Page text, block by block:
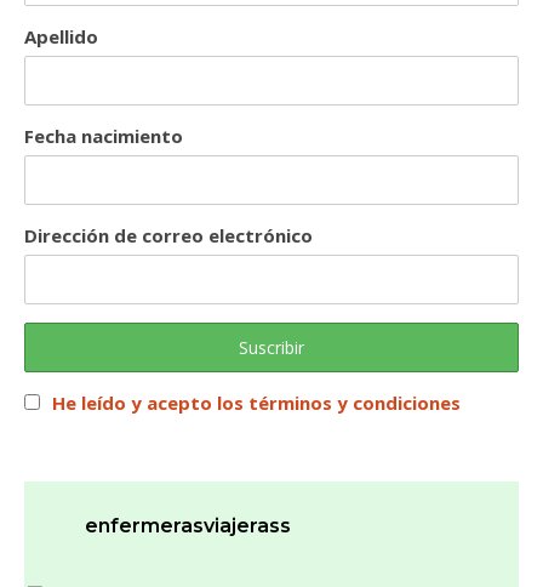
Apellido
Fecha nacimiento
Dirección de correo electrónico
He leído y acepto los términos y condiciones
enfermerasviajerass